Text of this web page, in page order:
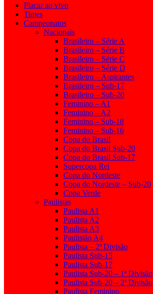
Placar ao vivo
Times
Campeonatos
Nacionais
Brasileiro – Série A
Brasileiro – Série B
Brasileiro – Série C
Brasileiro – Série D
Brasileiro – Aspirantes
Brasileiro – Sub-17
Brasileiro – Sub-20
Feminino – A1
Feminino – A2
Feminino – Sub-18
Feminino – Sub-16
Copa do Brasil
Copa do Brasil Sub-20
Copa do Brasil Sub-17
Supercopa Rei
Copa do Nordeste
Copa do Nordeste – Sub-20
Copa Verde
Paulistas
Paulista A1
Paulista A2
Paulista A3
Paulistão A4
Paulista – 2ª Divisão
Paulista Sub-15
Paulista Sub-17
Paulista Sub-20 – 1ª Divisão
Paulista Sub-20 – 2ª Divisão
Paulista Feminino